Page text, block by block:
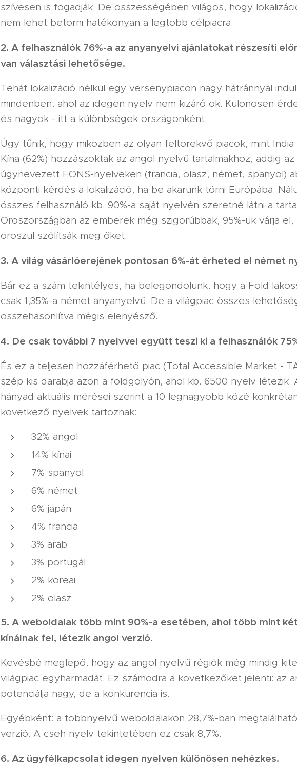
szívesen is fogadják. De összességében világos, hogy
nem lehet betörni hatékonyan a legtöbb célpiacra.
2. A felhasználók 76%-a az anyanyelvi ajánlatokat részesíti
van választási lehetősége.
Tehát lokalizáció nélkül egy versenypiacon nagy hátránnyal
mindenben, ahol az idegen nyelv nem kizáró ok. Különösen
és nagyok - itt a különbségek országonként:
Úgy tűnik, hogy miközben az olyan feltörekvő piacok, mint India
Kína (62%) hozzászoktak az angol nyelvű tartalmakhoz, addig az
úgynevezett FONS-nyelveken (francia, olasz, német, spanyol)
központi kérdés a lokalizáció, ha be akarunk törni Európába.
összes felhasználó kb. 90%-a saját nyelvén szeretné látni a
Oroszországban az emberek még szigorúbbak, 95%-uk várja el,
oroszul szólítsák meg őket.
3. A világ vásárlóerejének pontosan 6%-át érheted el német
Bár ez a szám tekintélyes, ha belegondolunk, hogy a Föld
csak 1,35%-a német anyanyelvű. De a világpiac összes
összehasonlítva mégis elenyésző.
4. De csak további 7 nyelvvel együtt teszi ki a felhasználók
És ez a teljesen hozzáférhető piac (Total Accessible Market -
szép kis darabja azon a földgolyón, ahol kb. 6500 nyelv létezik.
hányad aktuális mérései szerint a 10 legnagyobb közé
következő nyelvek tartoznak:
32% angol
14% kínai
7% spanyol
6% német
6% japán
4% francia
3% arab
3% portugál
2% koreai
2% olasz
5. A weboldalak több mint 90%-a esetében, ahol több mint
kínálnak fel, létezik angol verzió.
Kevésbé meglepő, hogy az angol nyelvű régiók még mindig
világpiac egyharmadát. Ez számodra a következőket jelenti: az
potenciálja nagy, de a konkurencia is.
Egyébként: a többnyelvű weboldalakon 28,7%-ban
verzió. A cseh nyelv tekintetében ez csak 8,7%.
6. Az ügyfélkapcsolat idegen nyelven különösen nehézkes.